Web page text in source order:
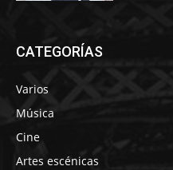
CATEGORÍAS
Varios
Música
Cine
Artes escénicas